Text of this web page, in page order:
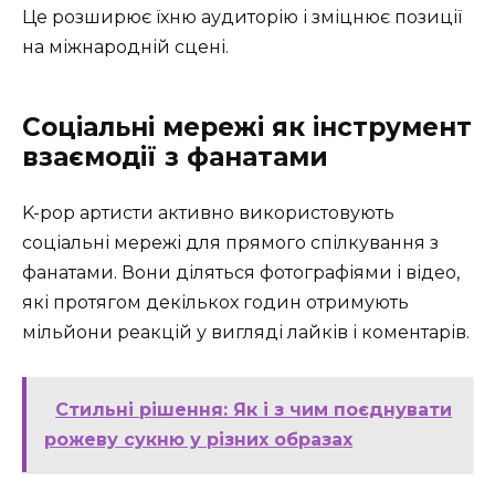
Це розширює їхню аудиторію і зміцнює позиції
на міжнародній сцені.
Соціальні мережі як інструмент
взаємодії з фанатами
K-pop артисти активно використовують
соціальні мережі для прямого спілкування з
фанатами. Вони діляться фотографіями і відео,
які протягом декількох годин отримують
мільйони реакцій у вигляді лайків і коментарів.
Стильні рішення: Як і з чим поєднувати
рожеву сукню у різних образах